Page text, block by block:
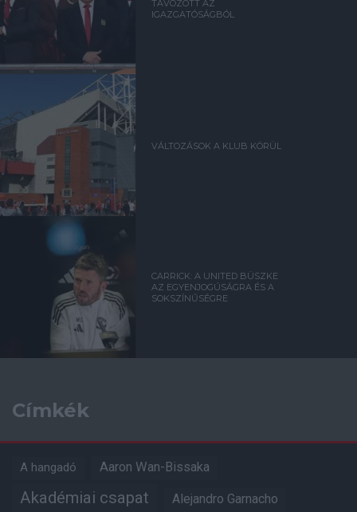
TÁVOZOTT AZ
IGAZGATÓSÁGBÓL
VÁLTOZÁSOK A KLUB KÖRÜL
CARRICK: A UNITED BÜSZKE
AZ EGYENJOGÚSÁGRA ÉS A
SOKSZÍNŰSÉGRE
Címkék
A hangadó Aaron Wan-Bissaka
Akadémiai csapat Alejandro Garnacho